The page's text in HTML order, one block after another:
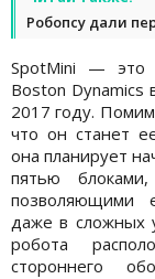
Робопсу дали
SpotMini — это
Boston Dynamics
2017 году.
что он станет
она планирует
пятью
позволяющими
даже в сложных
робота
стороннего